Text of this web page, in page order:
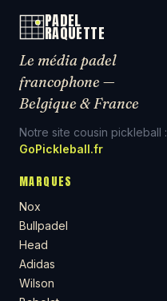
PADEL
RAQUETTE
Le média padel
francophone —
Belgique & France
Notre site cousin pickleball :
GoPickleball.fr
MARQUES
Nox
Bullpadel
Head
Adidas
Wilson